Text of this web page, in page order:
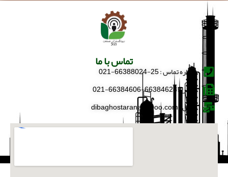
تماس با ما
شماره تماس : 25-66388024-021
فکس : 66384628-66384606-021
ایمیل : dibaghostaran@yahoo.com